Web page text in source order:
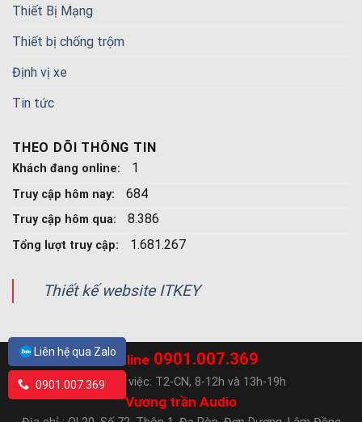
Thiết Bị Mạng
Thiết bị chống trộm
Định vị xe
Tin tức
THEO DÕI THÔNG TIN
Khách đang online: 1
Truy cập hôm nay: 684
Truy cập hôm qua: 8.386
Tổng lượt truy cập: 1.681.267
Thiết kế website ITKEY
Hotline 0901.007.369
Ngày làm việc: T2-CN, 8-12h và 13h-19h
Vương trần Audio
Liên hệ qua Zalo
0901.007.369